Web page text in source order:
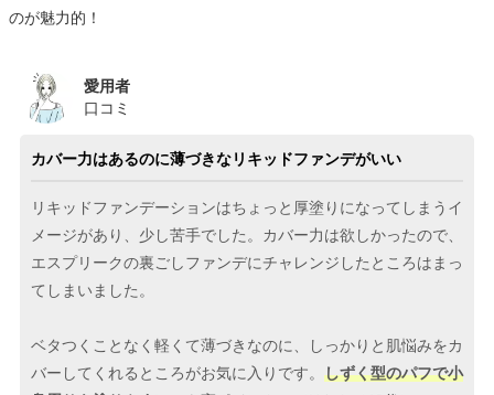
のが魅力的！
愛用者
口コミ
カバー力はあるのに薄づきなリキッドファンデがいい
リキッドファンデーションはちょっと厚塗りになってしまうイ
メージがあり、少し苦手でした。カバー力は欲しかったので、
エスプリークの裏ごしファンデにチャレンジしたところはまっ
てしまいました。
ベタつくことなく軽くて薄づきなのに、しっかりと肌悩みをカ
バーしてくれるところがお気に入りです。 しずく型のパフで小